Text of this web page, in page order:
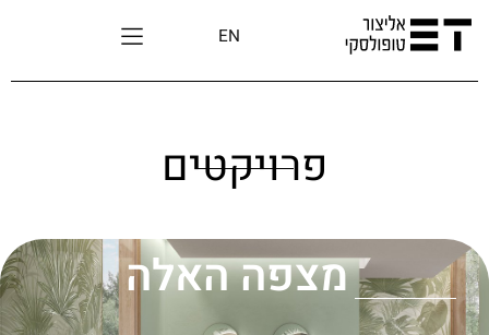
פרויקטים
מצפה האלה